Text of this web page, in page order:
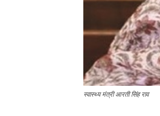
स्वास्थ्य मंत्री आरती सिंह राव